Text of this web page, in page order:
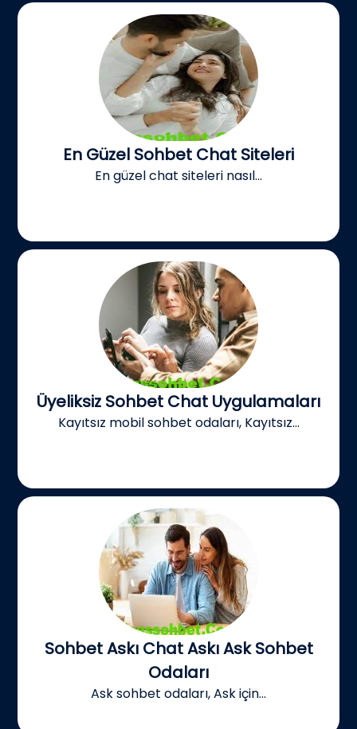
En Güzel Sohbet Chat Siteleri
En güzel chat siteleri nasıl...
Üyeliksiz Sohbet Chat Uygulamaları
Kayıtsız mobil sohbet odaları, Kayıtsız...
Sohbet Askı Chat Askı Ask Sohbet
Odaları
Ask sohbet odaları, Ask için...